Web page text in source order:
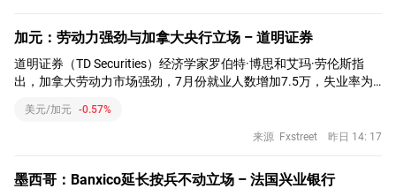
加元：劳动力强劲与加拿大央行立场 – 道明证券
道明证券（TD Securities）经济学家罗伯特·博思和艾玛·劳伦斯指
出，加拿大劳动力市场强劲，7月份就业人数增加7.5万，失业率为
美元/加元 -0.57%
来源 Fxstreet 昨日 14: 17
墨西哥：Banxico延长按兵不动立场 – 法国兴业银行